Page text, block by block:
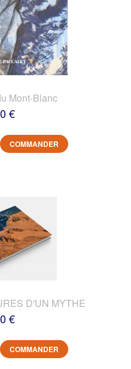
Mont-Blanc
€
COMMANDER
D'UN MYTHE
€
COMMANDER